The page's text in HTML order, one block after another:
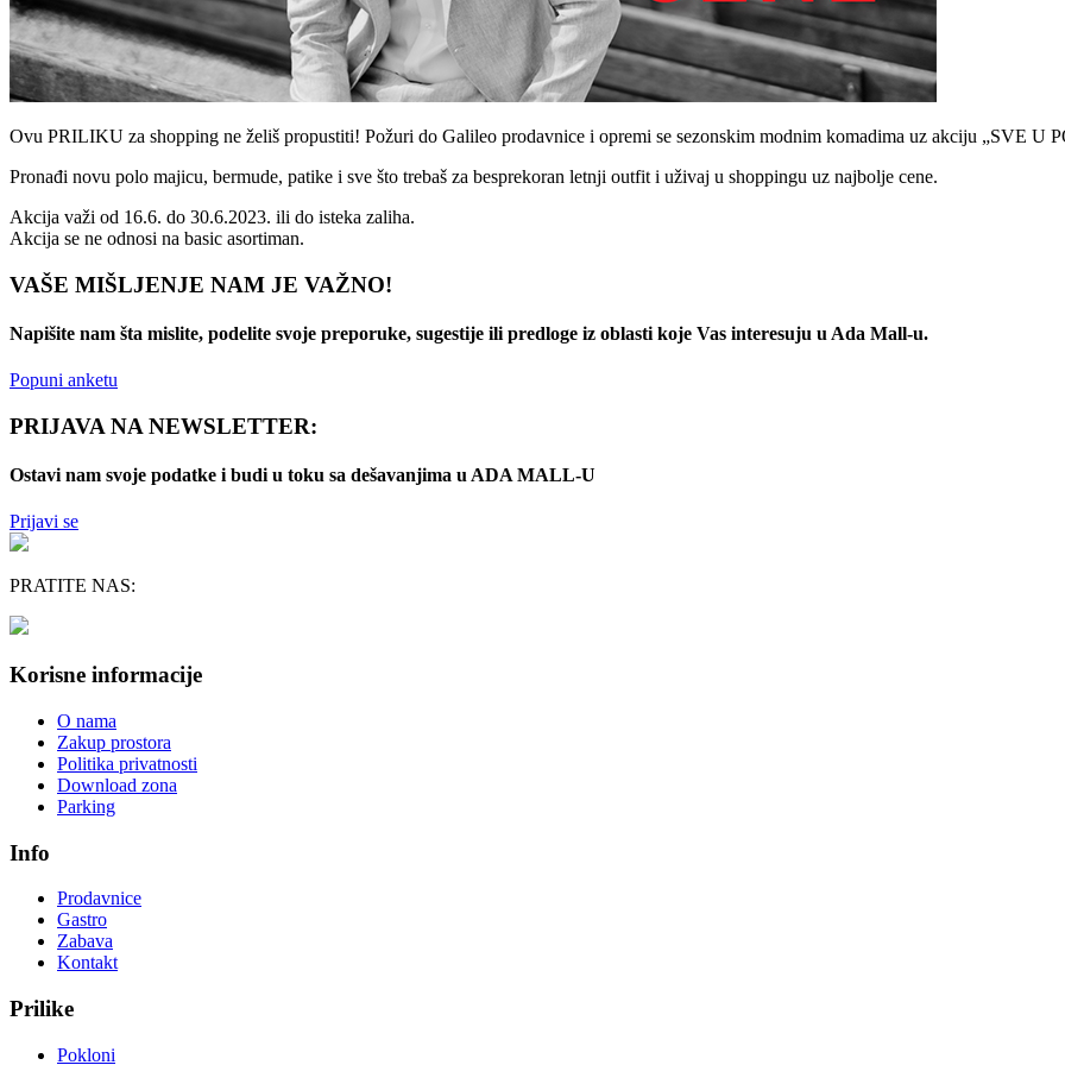
Ovu PRILIKU za shopping ne želiš propustiti! Požuri do Galileo prodavnice i opremi se sezonskim modnim komadima uz akciju „SVE U
Pronađi novu polo majicu, bermude, patike i sve što trebaš za besprekoran letnji outfit i uživaj u shoppingu uz najbolje cene.
Akcija važi od 16.6. do 30.6.2023. ili do isteka zaliha.
Akcija se ne odnosi na basic asortiman.
VAŠE MIŠLJENJE NAM JE VAŽNO!
Napišite nam šta mislite, podelite svoje preporuke, sugestije ili predloge iz oblasti koje Vas interesuju u Ada Mall-u.
Popuni anketu
PRIJAVA NA NEWSLETTER:
Ostavi nam svoje podatke i budi u toku sa dešavanjima u ADA MALL-U
Prijavi se
PRATITE NAS:
Korisne informacije
O nama
Zakup prostora
Politika privatnosti
Download zona
Parking
Info
Prodavnice
Gastro
Zabava
Kontakt
Prilike
Pokloni